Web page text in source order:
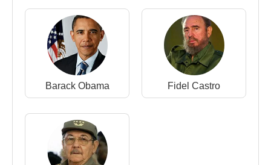
Barack Obama Fidel Castro